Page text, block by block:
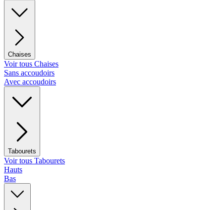
Chaises
Voir tous Chaises
Sans accoudoirs
Avec accoudoirs
Tabourets
Voir tous Tabourets
Hauts
Bas